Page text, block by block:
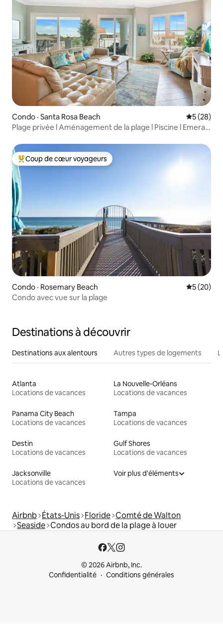
Condo · Santa Rosa Beach Note
5 (28)
Plage privée l Aménagement de la plage l Piscine l Emerald
Coup de cœur voyageurs parmi les plus aimés
Coup de cœur voyageurs
Condo · Rosemary Beach Note
5 (20)
Condo avec vue sur la plage
Destinations à découvrir
Destinations aux alentours Autres types de logements
Atlanta
Locations de vacances
La Nouvelle-Orléans
Locations de vacances
Panama City Beach
Locations de vacances
Tampa
Locations de vacances
Destin
Locations de vacances
Gulf Shores
Locations de vacances
Jacksonville
Locations de vacances
Voir plus d'éléments
Airbnb États-Unis Floride Comté de Walton
Seaside Condos au bord de la plage à louer
© 2026 Airbnb, Inc.
Confidentialité
Conditions générales